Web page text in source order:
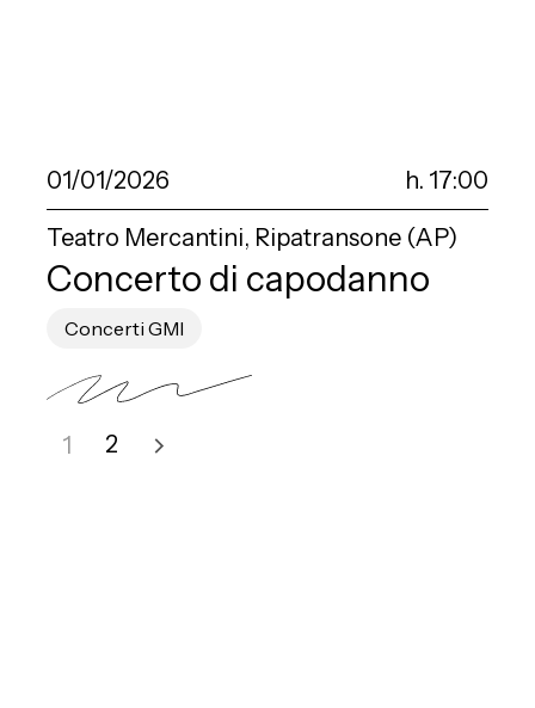
01/01/2026
h. 17:00
Teatro Mercantini, Ripatransone (AP)
Concerto di capodanno
Concerti GMI
1 2